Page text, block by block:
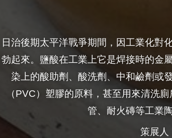
日治後期太平洋戰爭期間，因工業化對
勃起來。鹽酸在工業上它是焊接時的金
染上的酸助劑、酸洗劑、中和鹼劑或
（PVC）塑膠的原料，甚至用來清洗
管、耐火磚等工業
策展人